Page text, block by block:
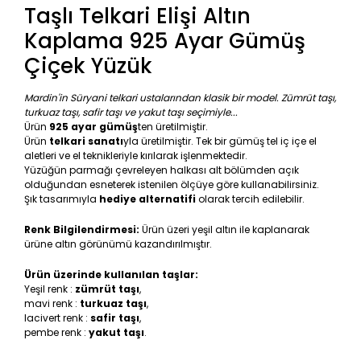
Taşlı Telkari Elişi Altın
Kaplama 925 Ayar Gümüş
Çiçek Yüzük
Mardin'in Süryani telkari ustalarından klasik bir model. Zümrüt taşı,
turkuaz taşı, safir taşı ve yakut taşı seçimiyle...
Ürün 925 ayar gümüşten üretilmiştir.
Ürün telkari sanatıyla üretilmiştir. Tek bir gümüş tel iç içe el
aletleri ve el teknikleriyle kırılarak işlenmektedir.
Yüzüğün parmağı çevreleyen halkası alt bölümden açık
olduğundan esneterek istenilen ölçüye göre kullanabilirsiniz.
Şık tasarımıyla hediye alternatifiolarak tercih edilebilir.
Renk Bilgilendirmesi: Ürün üzeri yeşil altın ile kaplanarak
ürüne altın görünümü kazandırılmıştır.
Ürün üzerinde kullanılan taşlar:
Yeşil renk : zümrüt taşı,
mavi renk : turkuaz taşı,
lacivert renk : safir taşı,
pembe renk : yakut taşı.